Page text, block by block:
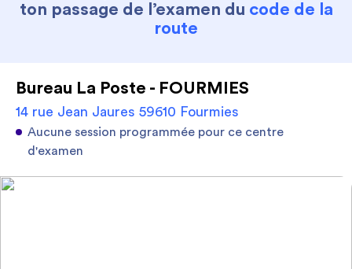
ton passage de l’examen du code de la
route
Bureau La Poste - FOURMIES
14 rue Jean Jaures 59610 Fourmies
Aucune session programmée pour ce centre
d'examen